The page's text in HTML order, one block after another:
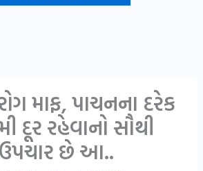
માફ, પાચનના દરેક
દૂર રહેવાનો સૌથી
છે આ..